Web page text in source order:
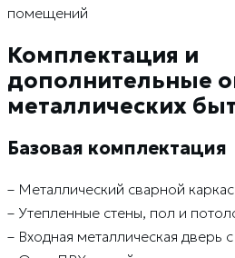
помещений
Комплектация и
дополнительные
металлических
Базовая комплектация
– Металлический сварной каркас
– Утепленные стены, пол и
– Входная металлическая дверь